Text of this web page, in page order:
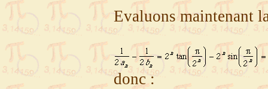
Evaluons maintenant
donc :